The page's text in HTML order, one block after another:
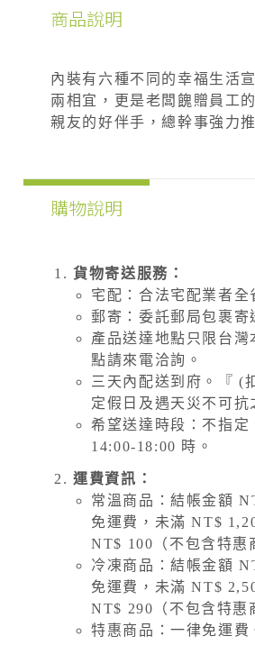
商品說明
內裝有六種不同的幸福生活
兩相宜，更是老闆餽贈員工
親友的好伴手，總幹事強力推
購物說明
貨物寄送服務：
宅配：合法宅配業者全
郵寄：委託郵局包裹寄
產品送達地點只限台灣
點請來電洽詢。
三天內配送到府。『 (
定假日及遇天災不可抗
希望送達時段：不指定
14:00-18:00 時。
運費資訊：
常溫商品：結帳金額
免運費，未滿 NT$
NT$ 100（不包含特惠
冷凍商品：結帳金額
免運費，未滿 NT$
NT$ 290（不包含特惠
特惠商品：一律免運費